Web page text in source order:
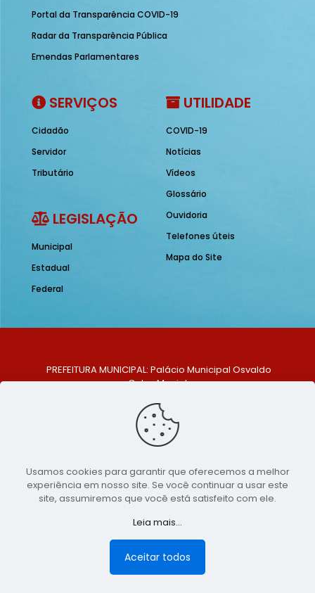
Portal da Transparência COVID-19
Radar da Transparência Pública
Emendas Parlamentares
SERVIÇOS
Cidadão
Servidor
Tributário
LEGISLAÇÃO
Municipal
Estadual
Federal
UTILIDADE
COVID-19
Notícias
Vídeos
Glossário
Ouvidoria
Telefones úteis
Mapa do Site
PREFEITURA MUNICIPAL: Palácio Municipal Osvaldo
Celso Maciel
Centro, São Bento do Una - PE. CEP: 553370-128
TELEFONE: (81) 99548-1569
E-MAIL: ouvidoria@saobentodouna.pe.gov.br
Copyright 2021-2026 - Assessoria de Comunicação da
Prefeitura de São Bento do Una - PE
Página desenvolvida pela agência de
publicidadeLumusWeb - Agência Digital
Usamos cookies para garantir que oferecemos a melhor
experiência em nosso site. Se você continuar a usar este
site, assumiremos que você está satisfeito com ele.
Leia mais...
Aceitar todos